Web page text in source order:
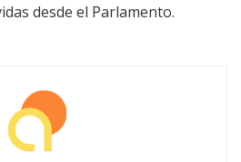
desde el Parlamento.